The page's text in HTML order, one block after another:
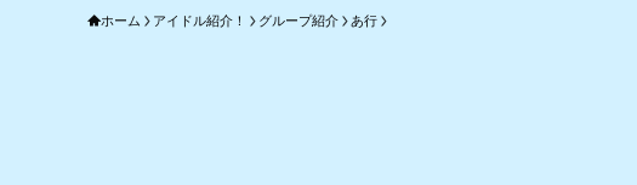
ホーム アイドル紹介！ グループ紹介 あ行